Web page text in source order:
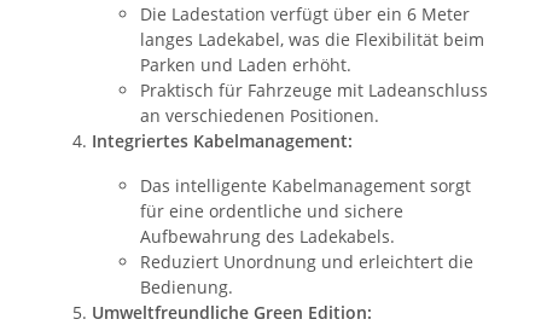
Die Ladestation verfügt über ein 6 Meter
langes Ladekabel, was die Flexibilität beim
Parken und Laden erhöht.
Praktisch für Fahrzeuge mit Ladeanschluss
an verschiedenen Positionen.
Integriertes Kabelmanagement:
Das intelligente Kabelmanagement sorgt
für eine ordentliche und sichere
Aufbewahrung des Ladekabels.
Reduziert Unordnung und erleichtert die
Bedienung.
Umweltfreundliche Green Edition: